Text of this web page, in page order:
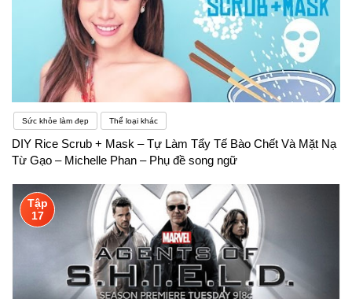
Sức khỏe làm đẹp Thể loại khác
DIY Rice Scrub + Mask – Tự Làm Tẩy Tế Bào Chết Và Mặt Nạ
Từ Gạo – Michelle Phan – Phụ đề song ngữ
Tập
17